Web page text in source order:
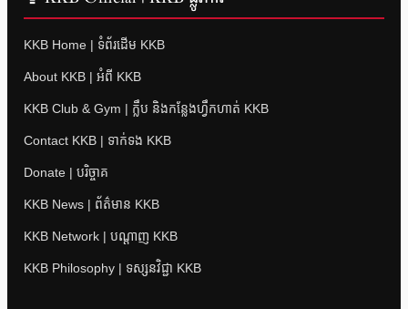
KKB Home | ទំព័រដើម KKB
About KKB | អំពី KKB
KKB Club & Gym | ក្លឹប និងកន្លែងហ្វឹកហាត់ KKB
Contact KKB | ទាក់ទង KKB
Donate | បរិច្ចាគ
KKB News | ព័ត៌មាន KKB
KKB Network | បណ្តាញ KKB
KKB Philosophy | ទស្សនវិជ្ជា KKB